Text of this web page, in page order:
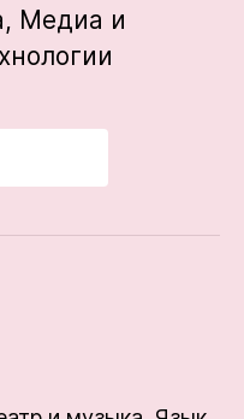
Медиа и